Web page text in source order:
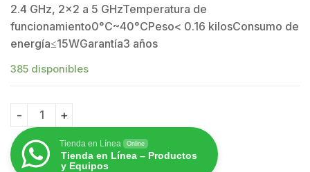
2.4 GHz, 2×2 a 5 GHzTemperatura de
funcionamiento0°C~40°CPeso< 0.16 kilosConsumo de
energía≤15WGarantía3 años
385 disponibles
Punto de acceso Wi-Fi 6 de pared para interior
Tienda en Línea Online
Tienda en Línea – Productos
y Equipos